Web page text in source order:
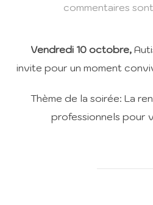
le
commentaires
Vendredi 10 octobre,
invite pour un moment
Thème de la soirée: La
professionnels pour